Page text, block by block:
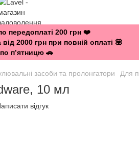
передоплаті 200 грн ❤️
2000 грн при повній оплаті 💟
п’ятницю 🚗
засоби та пролонгатори Для
10 мл
відгук